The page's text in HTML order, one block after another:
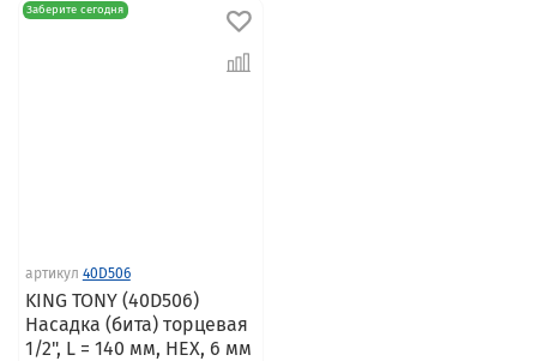
Заберите сегодня
артикул 40D506
KING TONY (40D506)
Насадка (бита) торцевая
1/2", L = 140 мм, HEX, 6 мм